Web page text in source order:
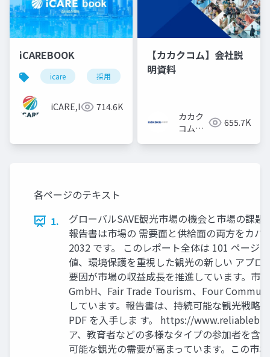
iCAREBOOK
icare 採用 カルチャーデック
iCARE,Inc 714.6K
【カカクコム】会社説
明資料
カカク
コム採
655.7K
各ページのテキスト
1.
グローバルSAVE観光市場の機会と市場の課
報告書は市場の 需要面と供給面の両方をカ
2032 です。 このレポート全体は 101 ページ
値、環境保護を重視した観光の新しい アプ
要因が市場の収益成長を推進しています。
GmbH、Fair Trade Tourism、Four
しています。報告書は、持続可能な観光戦略
PDF を入手しま す。 https://
ア、教育者などの多様なタイプの参加者を含
可能な観光の需要が高まっています。この市